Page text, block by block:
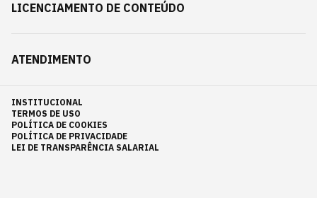
LICENCIAMENTO DE CONTEÚDO
ATENDIMENTO
INSTITUCIONAL
TERMOS DE USO
POLÍTICA DE COOKIES
POLÍTICA DE PRIVACIDADE
LEI DE TRANSPARÊNCIA SALARIAL